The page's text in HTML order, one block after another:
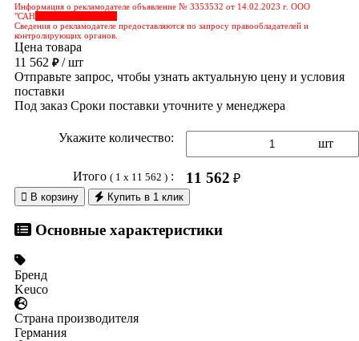
Информация о рекламодателе объявление № 3353532 от 14.02.2023 г. ООО
"САН
Сведения о рекламодателе предоставляются по запросу правообладателей и
контролирующих органов.
Цена товара
11 562 ₽/ шт
Отправьте запрос, чтобы узнать актуальную цену и условия
поставки
Под заказ Сроки поставки уточните у менеджера
Укажите количество: шт
Итого ( 1 x 11 562 ): 11 562 ₽
 В корзину Купить в 1 клик
Основные характеристики
Бренд
Keuco
Страна производителя
Германия